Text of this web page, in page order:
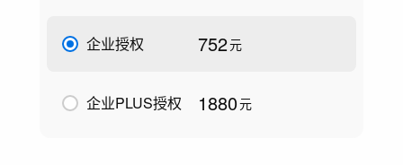
企业授权 752元
企业PLUS授权 1880元